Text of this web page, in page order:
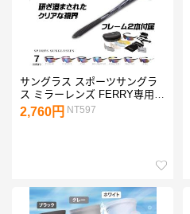
サングラス スポーツサングラ
ス ミラーレンズ FERRY専用交
換レンズ5枚 ユニセックス 7カ
ラー スポーツグラス スポーツ
2,760円 NT597